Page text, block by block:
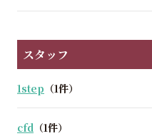
スタッフ
1step （1件）
cfd （1件）